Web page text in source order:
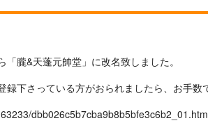
朧&天蓬元帥堂」に改名致しました。
下さっている方がおられましたら、お手